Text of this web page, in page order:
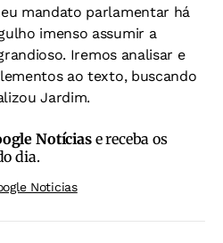
mandato parlamentar há
imenso assumir a
Iremos analisar e
ao texto, buscando
Jardim.
Notíciase receba os
dia.
Noticias